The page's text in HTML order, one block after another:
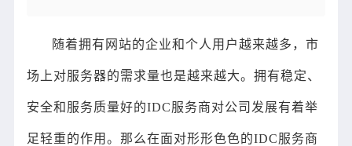
随着拥有网站的企业和个人用户越来越多，市
场上对服务器的需求量也是越来越大。拥有稳定、
安全和服务质量好的IDC服务商对公司发展有着举
足轻重的作用。那么在面对形形色色的IDC服务商